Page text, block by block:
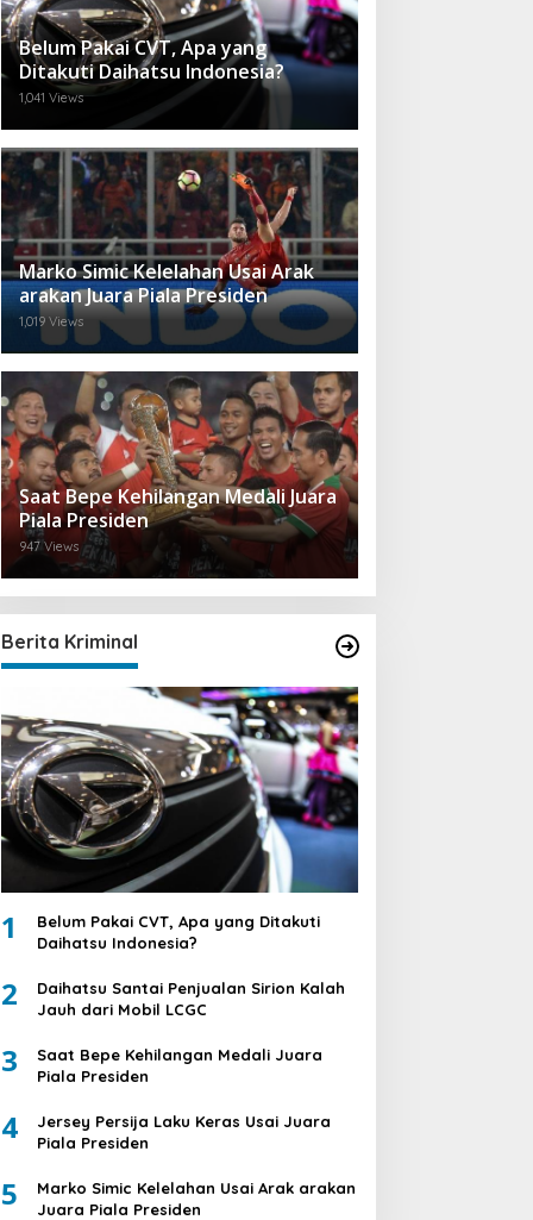
Belum Pakai CVT, Apa yang
Ditakuti Daihatsu Indonesia?
1,041 Views
Marko Simic Kelelahan Usai Arak
arakan Juara Piala Presiden
1,019 Views
Saat Bepe Kehilangan Medali Juara
Piala Presiden
947 Views
Berita Kriminal
1
Belum Pakai CVT, Apa yang Ditakuti
Daihatsu Indonesia?
2
Daihatsu Santai Penjualan Sirion Kalah
Jauh dari Mobil LCGC
3
Saat Bepe Kehilangan Medali Juara
Piala Presiden
4
Jersey Persija Laku Keras Usai Juara
Piala Presiden
5
Marko Simic Kelelahan Usai Arak arakan
Juara Piala Presiden